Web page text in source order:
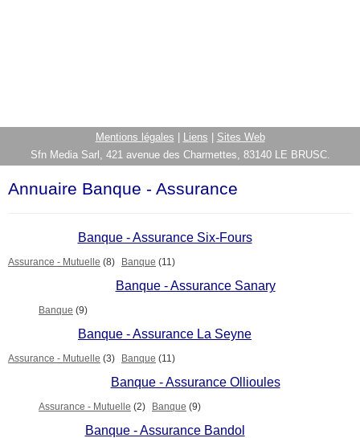
Mentions légales Liens
Sites Web
Sfn Media Sarl, 421 avenue des Charmettes, 83140 LE BRUSC.
Annuaire Banque - Assurance
Banque - Assurance Six-Fours
Assurance - Mutuelle (8) Banque (11)
Banque - Assurance Sanary
Banque (9)
Banque - Assurance La Seyne
Assurance - Mutuelle (3) Banque (11)
Banque - Assurance Ollioules
Assurance - Mutuelle (2) Banque (9)
Banque - Assurance Bandol